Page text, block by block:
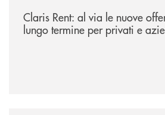
Claris Rent: al via le nuove
lungo termine per privati e